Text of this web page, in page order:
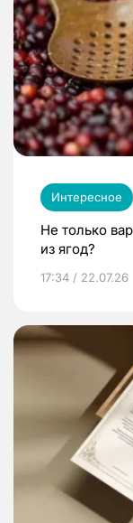
Интересное
Не только
из ягод?
17:34 / 22.07.26